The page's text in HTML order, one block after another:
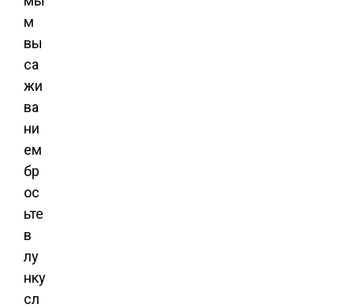
м
вы
са
жи
ва
ни
ем
бр
ос
ьте
в
лу
нку
сл